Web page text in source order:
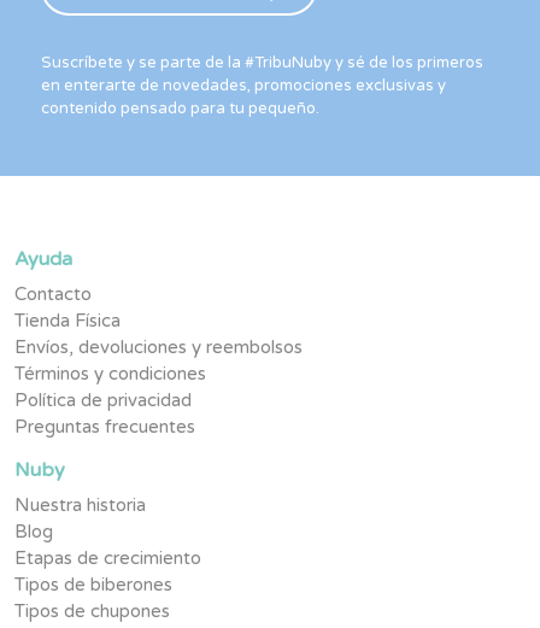
Suscríbete y se parte de la #TribuNuby y sé de los primeros
en enterarte de novedades, promociones exclusivas y
contenido pensado para tu pequeño.
Ayuda
Contacto
Tienda Física
Envíos, devoluciones y reembolsos
Términos y condiciones
Política de privacidad
Preguntas frecuentes
Nuby
Nuestra historia
Blog
Etapas de crecimiento
Tipos de biberones
Tipos de chupones